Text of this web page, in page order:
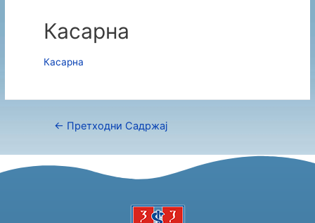
Касарна
Касарна
← Претходни Садржај